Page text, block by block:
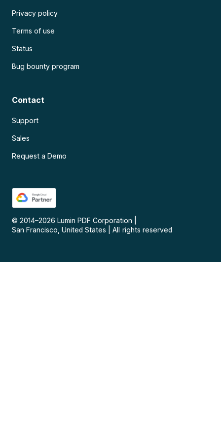
Privacy policy
Terms of use
Status
Bug bounty program
Contact
Support
Sales
Request a Demo
© 2014–2026 Lumin PDF Corporation
San Francisco, United States
All rights reserved